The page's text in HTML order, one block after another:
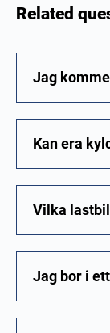
Related
Jag
Kan era
Vilka
Jag bor i